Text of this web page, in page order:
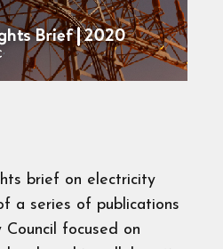
brief on electricity
a series of publications
focused on